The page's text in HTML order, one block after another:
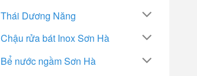
Thái Dương Năng
Chậu rửa bát Inox Sơn Hà
Bể nước ngầm Sơn Hà